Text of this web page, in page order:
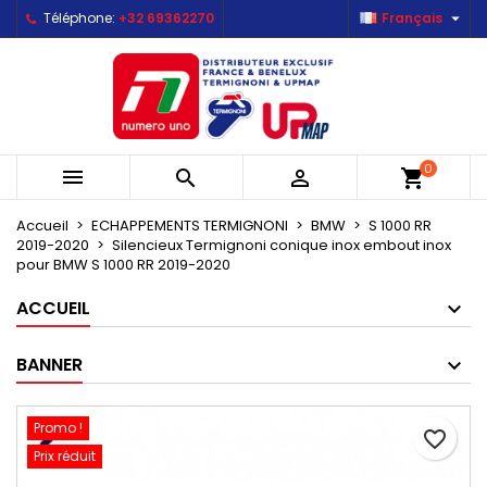
Téléphone: +32 69362270 Français 
   shopping_cart0
Accueil ECHAPPEMENTS TERMIGNONI BMW
S 1000 RR
2019-2020
Silencieux Termignoni conique inox embout inox
pour BMW S 1000 RR 2019-2020
ACCUEIL
BANNER
Promo !
Prix réduit
favorite_border
Mes listes d'envies ×
Créer une nouvelle liste
Créer une liste d'envies ×
Nom de la liste d'envies
Connexion ×
Vous devez être connecté pour ajouter des produits
à votre liste d'envies.
Annuler Connexion